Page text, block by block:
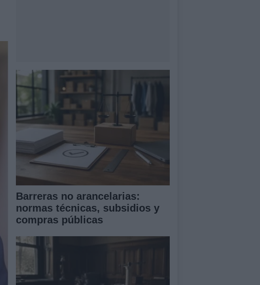
Barreras no arancelarias:
normas técnicas, subsidios y
compras públicas